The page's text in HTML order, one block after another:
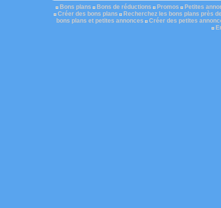
Bons plans
Bons de réductions Promos
Petites
Créer des bons plans
Recherchez les bons plans près
bons plans et petites annonces
Créer des petites